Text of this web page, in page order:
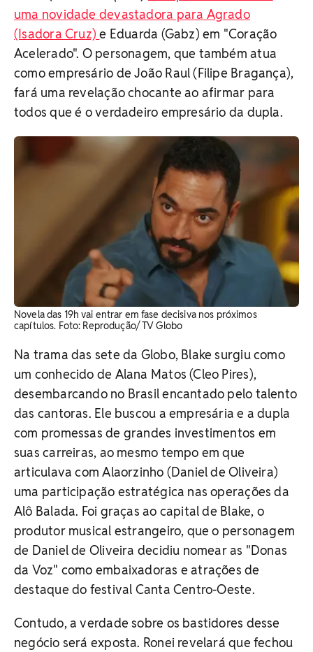
uma novidade devastadora para Agrado
(Isadora Cruz)e Eduarda (Gabz) em "Coração
Acelerado". O personagem, que também atua
como empresário de João Raul (Filipe Bragança),
fará uma revelação chocante ao afirmar para
todos que é o verdadeiro empresário da dupla.
Novela das 19h vai entrar em fase decisiva nos próximos
capítulos. Foto: Reprodução/ TV Globo
Na trama das sete da Globo, Blake surgiu como
um conhecido de Alana Matos (Cleo Pires),
desembarcando no Brasil encantado pelo talento
das cantoras. Ele buscou a empresária e a dupla
com promessas de grandes investimentos em
suas carreiras, ao mesmo tempo em que
articulava com Alaorzinho (Daniel de Oliveira)
uma participação estratégica nas operações da
Alô Balada. Foi graças ao capital de Blake, o
produtor musical estrangeiro, que o personagem
de Daniel de Oliveira decidiu nomear as "Donas
da Voz" como embaixadoras e atrações de
destaque do festival Canta Centro-Oeste.
Contudo, a verdade sobre os bastidores desse
negócio será exposta. Ronei revelará que fechou